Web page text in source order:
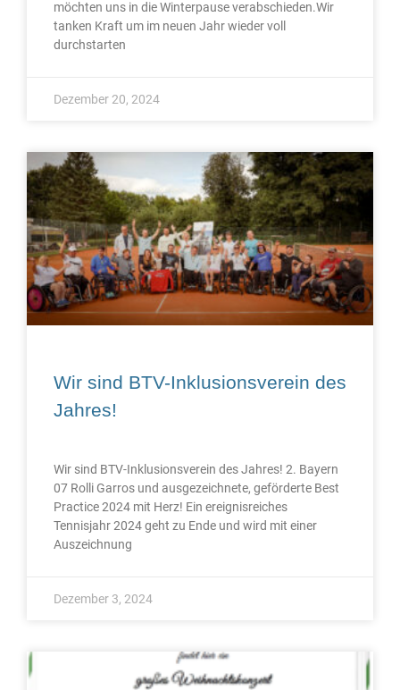
möchten uns in die Winterpause verabschieden.Wir
tanken Kraft um im neuen Jahr wieder voll
durchstarten
Dezember 20, 2024
Wir sind BTV-Inklusionsverein des
Jahres!
Wir sind BTV-Inklusionsverein des Jahres! 2. Bayern
07 Rolli Garros und ausgezeichnete, geförderte Best
Practice 2024 mit Herz! Ein ereignisreiches
Tennisjahr 2024 geht zu Ende und wird mit einer
Auszeichnung
Dezember 3, 2024